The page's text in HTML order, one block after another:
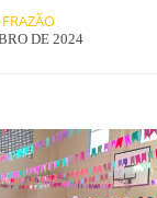
DE 2024